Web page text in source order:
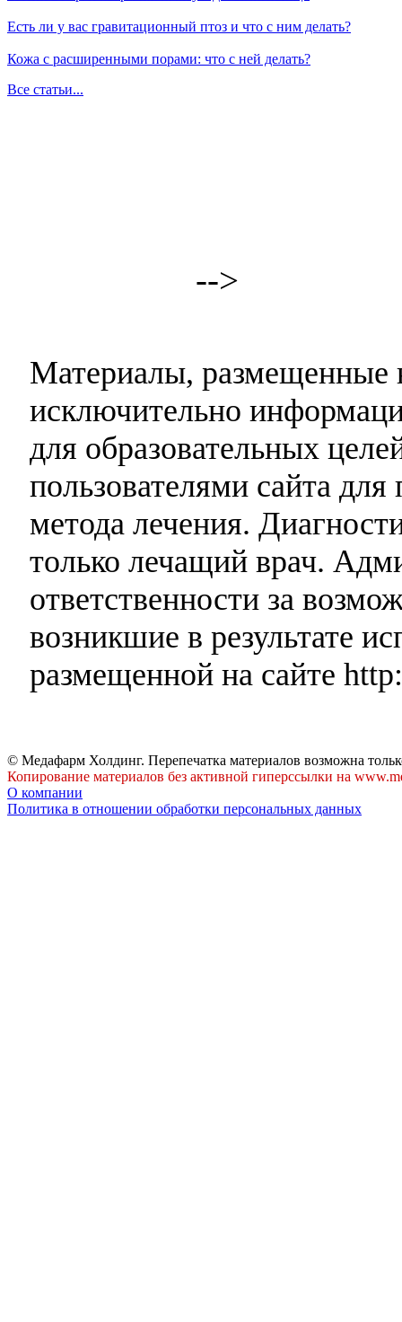
Есть ли у вас гравитационный птоз и что с ним делать?
Кожа с расширенными порами: что с ней делать?
Все статьи...
-->
Материалы, размещенные
исключительно
для образовательных
пользователями сайта
метода лечения.
только лечащий врач.
ответственности за
возникшие в результате
размещенной на сайте
© Медафарм Холдинг. Перепечатка материалов возможна
Копирование материалов без активной гиперссылки на
О компании
Политика в отношении обработки персональных данных